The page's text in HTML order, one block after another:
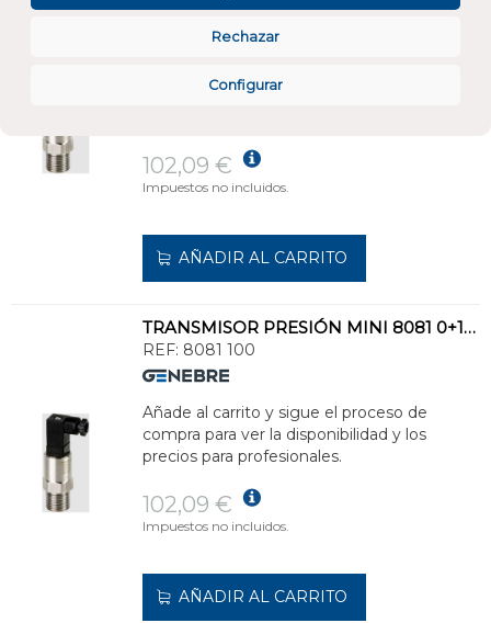
Configurar
Rechazar
REF:8081 500
compra para ver la disponibilidad y los
102,09 €
Impuestos no incluidos.
AÑADIR AL CARRITO
TRANSMISOR PRESIÓN MINI 8081 0+100bar INOXIDABLE
REF: 8081 100
Añade al carrito y sigue el proceso de
compra para ver la disponibilidad y los
precios para profesionales.
102,09 €
Impuestos no incluidos.
AÑADIR AL CARRITO